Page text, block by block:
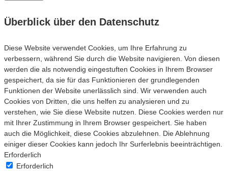
Überblick über den Datenschutz
Diese Website verwendet Cookies, um Ihre Erfahrung zu
verbessern, während Sie durch die Website navigieren. Von diesen
werden die als notwendig eingestuften Cookies in Ihrem Browser
gespeichert, da sie für das Funktionieren der grundlegenden
Funktionen der Website unerlässlich sind. Wir verwenden auch
Cookies von Dritten, die uns helfen zu analysieren und zu
verstehen, wie Sie diese Website nutzen. Diese Cookies werden nur
mit Ihrer Zustimmung in Ihrem Browser gespeichert. Sie haben
auch die Möglichkeit, diese Cookies abzulehnen. Die Ablehnung
einiger dieser Cookies kann jedoch Ihr Surferlebnis beeinträchtigen.
Erforderlich
Erforderlich